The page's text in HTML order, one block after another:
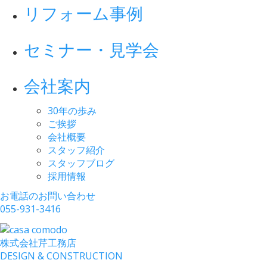
リフォーム事例
セミナー・見学会
会社案内
30年の歩み
ご挨拶
会社概要
スタッフ紹介
スタッフブログ
採用情報
お電話のお問い合わせ
055-931-3416
株式会社芹工務店
DESIGN &CONSTRUCTION